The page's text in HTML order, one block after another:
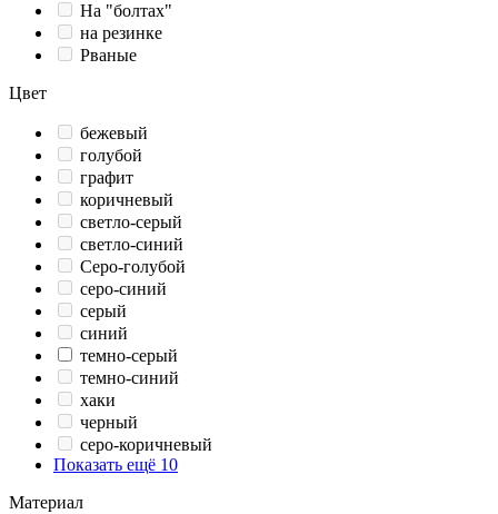
На "болтах"
на резинке
Рваные
Цвет
бежевый
голубой
графит
коричневый
светло-серый
светло-синий
Серо-голубой
серо-синий
серый
синий
темно-серый
темно-синий
хаки
черный
серо-коричневый
Показать ещё 10
Материал